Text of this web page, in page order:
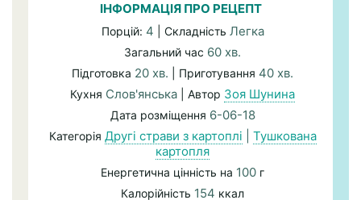
ІНФОРМАЦІЯ ПРО РЕЦЕПТ
Порцій: 4 | Складність Легка
Загальний час 60 хв.
Підготовка 20 хв. | Приготування 40 хв.
Кухня Слов'янська | Автор Зоя Шунина
Дата розміщення 6-06-18
Категорія Другі страви з картоплі
Тушкована
картопля
Енергетична цінність на 100 г
Калорійність 154 ккал